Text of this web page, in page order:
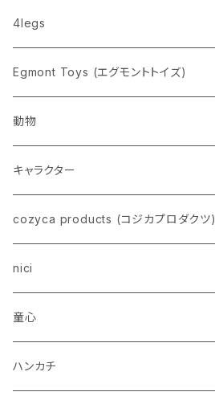
nahe
pppppins（ピーーーーンズ）
4legs
Egmont Toys (エグモントトイズ)
動物
ネコ
イヌ
トイプードル
柴犬
ウザギ
パンダ
リス
キャラクター
スヌーピー
モンチッチ
ムーミン
ちいかわ
cozyca products (コジカプロダクツ)
nici
童心
ハンカチ